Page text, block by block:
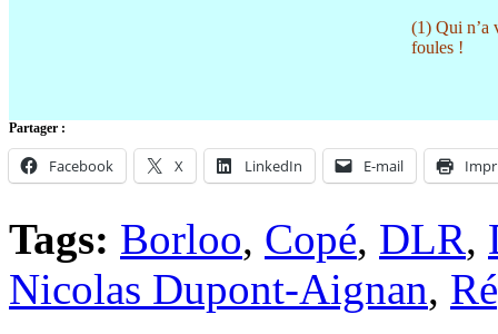
(1) Qui n’a
foules !
Partager :
Facebook X LinkedIn E-mail
Tags: Borloo, Copé, DLR,
Nicolas Dupont-Aignan,